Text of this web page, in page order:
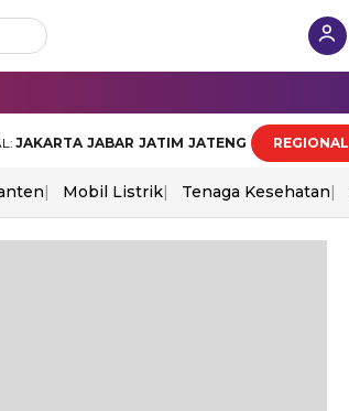
JAKARTA JABAR JATIM JATENG REGIONAL
Mobil Listrik Tenaga Kesehatan